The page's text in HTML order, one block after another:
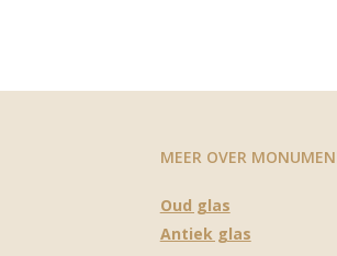
MEER OVER
Oud glas
Antiek glas